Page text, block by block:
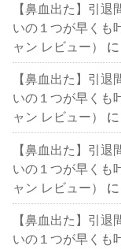
【鼻血出た】引
いの１つが早くも
ャン レビュー）
【鼻血出た】引
いの１つが早くも
ャン レビュー）
に
【鼻血出た】引
いの１つが早くも
ャン レビュー）
に
【鼻血出た】引
いの１つが早くも